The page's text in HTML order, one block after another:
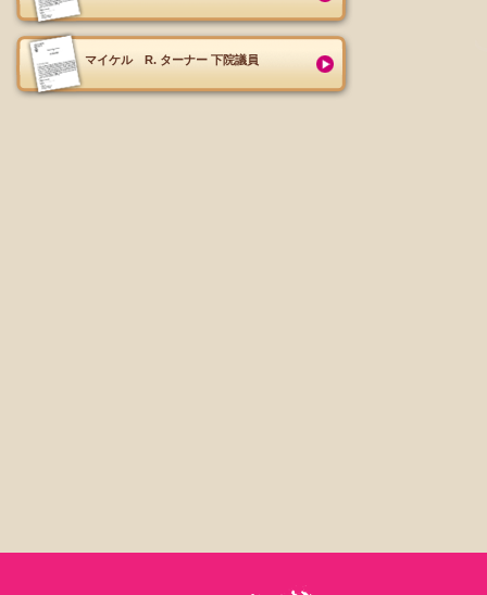
マイケル R. ターナー 下院議員